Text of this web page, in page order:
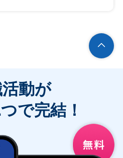
動が
つで完結！